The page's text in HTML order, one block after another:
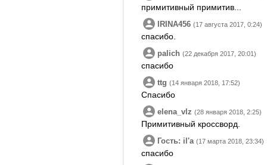
примитивный примитив...
IRINA456 (17 августа 2017, 0:24)
спасибо.
palich (22 декабря 2017, 20:01)
спасибо
ttg (14 января 2018, 17:52)
Спасибо
elena_vlz (28 января 2018, 2:25)
Примитивный кроссворд.
Гость: ilʹa (17 марта 2018, 23:34)
спасибо